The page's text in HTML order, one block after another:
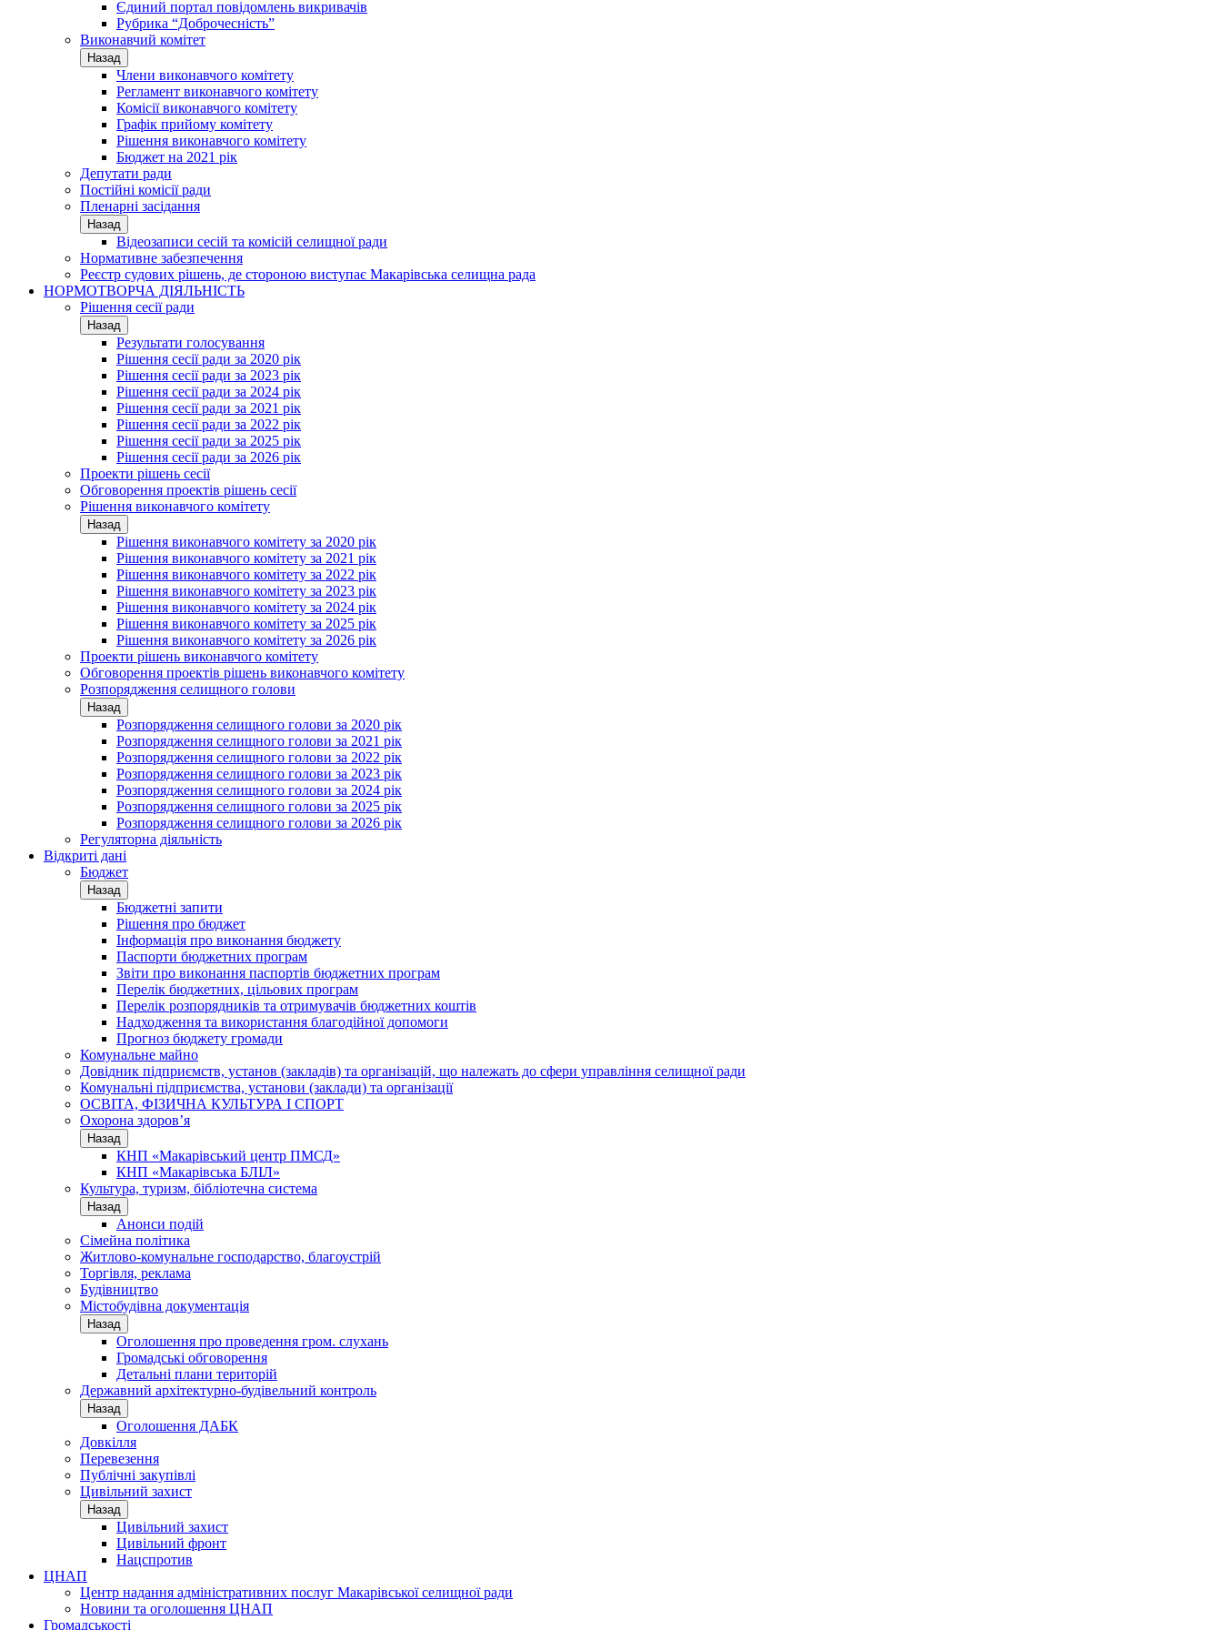
Єдиний портал повідомлень викривачів
Рубрика “Доброчесність”
Виконавчий комітет
Назад
Члени виконавчого комітету
Регламент виконавчого комітету
Комісії виконавчого комітету
Графік прийому комітету
Рішення виконавчого комітету
Бюджет на 2021 рік
Депутати ради
Постійні комісії ради
Пленарні засідання
Назад
Відеозаписи сесій та комісій селищної ради
Нормативне забезпечення
Реєстр судових рішень, де стороною виступає Макарівська селищна рада
НОРМОТВОРЧА ДІЯЛЬНІСТЬ
Рішення сесії ради
Назад
Результати голосування
Рішення сесії ради за 2020 рік
Рішення сесії ради за 2023 рік
Рішення сесії ради за 2024 рік
Рішення сесії ради за 2021 рік
Рішення сесії ради за 2022 рік
Рішення сесії ради за 2025 рік
Рішення сесії ради за 2026 рік
Проекти рішень сесії
Обговорення проектів рішень сесії
Рішення виконавчого комітету
Назад
Рішення виконавчого комітету за 2020 рік
Рішення виконавчого комітету за 2021 рік
Рішення виконавчого комітету за 2022 рік
Рішення виконавчого комітету за 2023 рік
Рішення виконавчого комітету за 2024 рік
Рішення виконавчого комітету за 2025 рік
Рішення виконавчого комітету за 2026 рік
Проекти рішень виконавчого комітету
Обговорення проектів рішень виконавчого комітету
Розпорядження селищного голови
Назад
Розпорядження селищного голови за 2020 рік
Розпорядження селищного голови за 2021 рік
Розпорядження селищного голови за 2022 рік
Розпорядження селищного голови за 2023 рік
Розпорядження селищного голови за 2024 рік
Розпорядження селищного голови за 2025 рік
Розпорядження селищного голови за 2026 рік
Регуляторна діяльність
Відкриті дані
Бюджет
Назад
Бюджетні запити
Рішення про бюджет
Інформація про виконання бюджету
Паспорти бюджетних програм
Звіти про виконання паспортів бюджетних програм
Перелік бюджетних, цільових програм
Перелік розпорядників та отримувачів бюджетних коштів
Надходження та використання благодійної допомоги
Прогноз бюджету громади
Комунальне майно
Довідник підприємств, установ (закладів) та організацій, що належать до сфери управління селищної ради
Комунальні підприємства, установи (заклади) та організації
ОСВІТА, ФІЗИЧНА КУЛЬТУРА І СПОРТ
Охорона здоров’я
Назад
КНП «Макарівський центр ПМСД»
КНП «Макарівська БЛІЛ»
Культура, туризм, бібліотечна система
Назад
Анонси подій
Сімейна політика
Житлово-комунальне господарство, благоустрій
Торгівля, реклама
Будівництво
Містобудівна документація
Назад
Оголошення про проведення гром. слухань
Громадські обговорення
Детальні плани територій
Державний архітектурно-будівельний контроль
Назад
Оголошення ДАБК
Довкілля
Перевезення
Публічні закупівлі
Цивільний захист
Назад
Цивільний захист
Цивільний фронт
Нацспротив
ЦНАП
Центр надання адміністративних послуг Макарівської селищної ради
Новини та оголошення ЦНАП
Громадськості